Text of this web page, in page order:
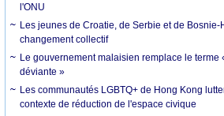
l'ONU
Les jeunes de Croatie, de Serbie et de
changement collectif
Le gouvernement malaisien remplace le terme
déviante »
Les communautés LGBTQ+ de Hong Kong
contexte de réduction de l'espace civique